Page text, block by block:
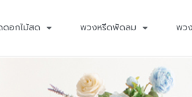
อกไม้สด พวงหรีดพัดลม พว